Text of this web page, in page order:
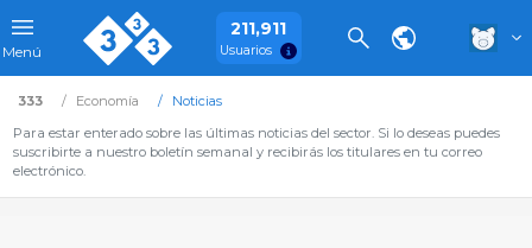
Menú
211,911
Usuarios
333 Economía
Noticias
Para estar enterado sobre las últimas noticias del sector. Si lo deseas puedes
suscribirte a nuestro boletín semanal y recibirás los titulares en tu correo
electrónico.